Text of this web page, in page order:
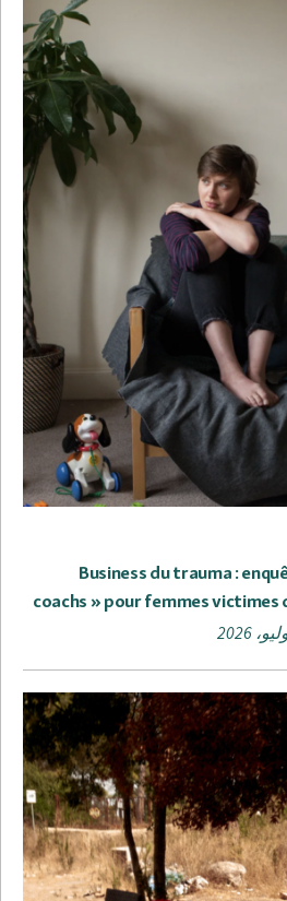
Business du trauma :
coachs » pour femmes victimes